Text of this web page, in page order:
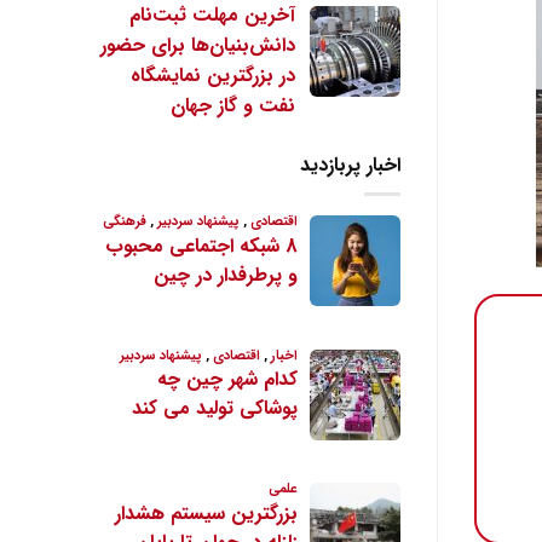
آخرین مهلت ثبت‌نام
دانش‌بنیان‌ها برای حضور
در بزرگترین نمایشگاه
نفت و گاز جهان
اخبار پربازدید